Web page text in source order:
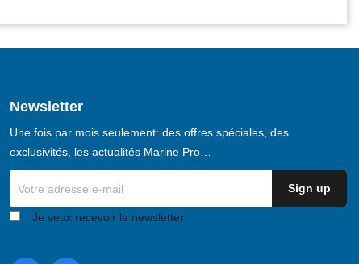
Newsletter
Une fois par mois seulement: des offres spéciales, des
exclusivités, les actualités Marine Pro…
Je veux recevoir la newsletter